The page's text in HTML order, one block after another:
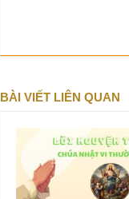
BÀI VIẾT LIÊN QUAN